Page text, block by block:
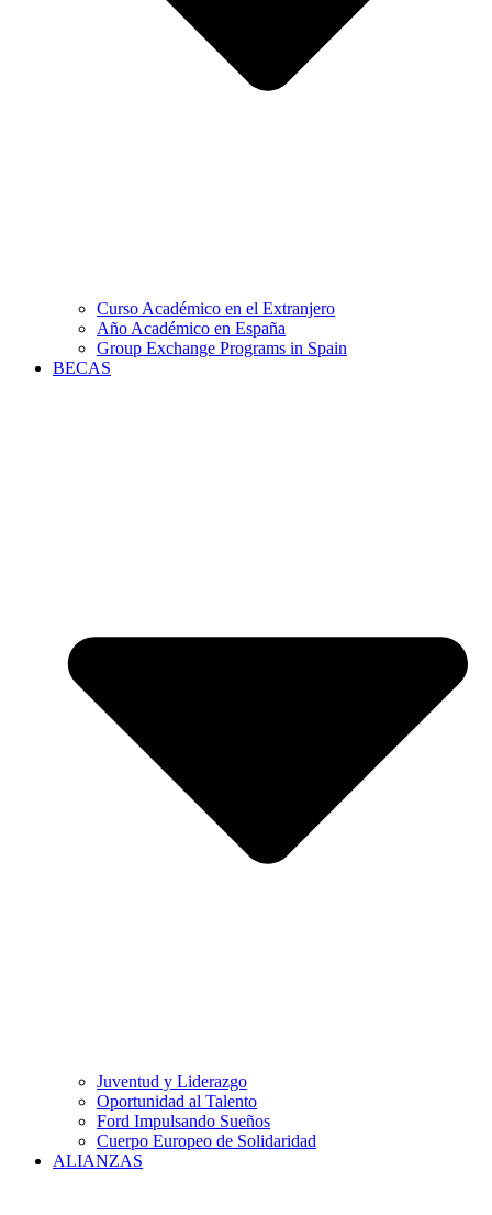
Curso Académico en el Extranjero
Año Académico en España
Group Exchange Programs in Spain
BECAS
Juventud y Liderazgo
Oportunidad al Talento
Ford Impulsando Sueños
Cuerpo Europeo de Solidaridad
ALIANZAS